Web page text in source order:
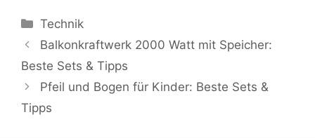
Kategorien
Technik
Balkonkraftwerk 2000 Watt mit Speicher:
Beste Sets & Tipps
Pfeil und Bogen für Kinder: Beste Sets &
Tipps